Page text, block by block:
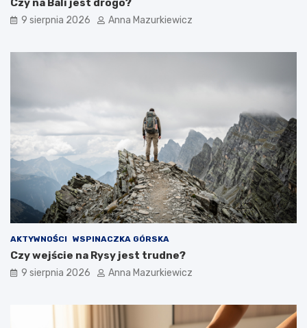
P
o
s
s
t
o
i
n
a
y
c
i
z
u
a
i
m
9 sierpnia 2026 Anna Mazurkiewicz
AKTYWNOŚCI WSPINACZKA GÓRSKA
Czy wejście na Rysy jest trudne?
9 sierpnia 2026 Anna Mazurkiewicz